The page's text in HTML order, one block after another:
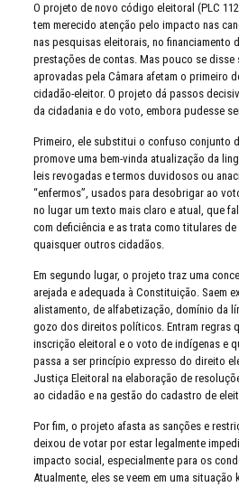
O projeto de novo código eleitoral (PLC
tem merecido atenção pelo impacto nas
nas pesquisas eleitorais, no financiamento
prestações de contas. Mas pouco se disse
aprovadas pela Câmara afetam o primeiro
cidadão-eleitor. O projeto dá passos
da cidadania e do voto, embora pudesse
Primeiro, ele substitui o confuso conjunto
promove uma bem-vinda atualização da
leis revogadas e termos duvidosos ou
“enfermos”, usados para desobrigar ao
no lugar um texto mais claro e atual, que
com deficiência e as trata como titulares
quaisquer outros cidadãos.
Em segundo lugar, o projeto traz uma
arejada e adequada à Constituição. Saem
alistamento, de alfabetização, domínio da
gozo dos direitos políticos. Entram regras
inscrição eleitoral e o voto de indígenas e
passa a ser princípio expresso do direito
Justiça Eleitoral na elaboração de
ao cidadão e na gestão do cadastro de
Por fim, o projeto afasta as sanções e
deixou de votar por estar legalmente
impacto social, especialmente para os
Atualmente, eles se veem em uma